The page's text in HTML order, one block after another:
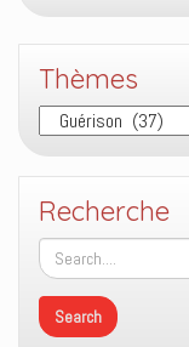
malades
est
efficace
quand
ci
entretiennent
leur
maladie
en
parlant
d’elle
Thèmes
Thèmes
Recherche